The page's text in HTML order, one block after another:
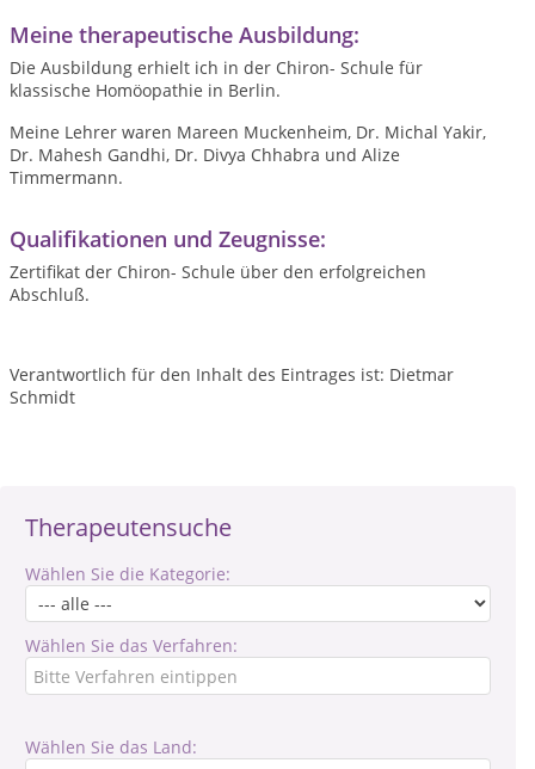
Therapeutensuche
Wählen Sie die Kategorie:
Wählen Sie das Verfahren:
Wählen Sie das Land:
Meine therapeutische Ausbildung:
Die Ausbildung erhielt ich in der Chiron- Schule für
klassische Homöopathie in Berlin.
Meine Lehrer waren Mareen Muckenheim, Dr. Michal Yakir,
Dr. Mahesh Gandhi, Dr. Divya Chhabra und Alize
Timmermann.
Qualifikationen und Zeugnisse:
Zertifikat der Chiron- Schule über den erfolgreichen
Abschluß.
Verantwortlich für den Inhalt des Eintrages ist: Dietmar
Schmidt